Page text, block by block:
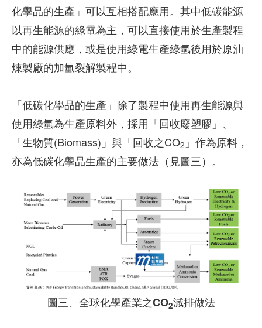
化學品的生產」可以互相搭配應用。其中低碳能源
以再生能源的綠電為主，可以直接使用於生產製程
中的能源供應，或是使用綠電生產綠氫後用於原油
煉製廠的加氫裂解製程中。
「低碳化學品的生產」除了製程中使用再生能源與
使用綠氫為生產原料外，採用「回收廢塑膠」、
「生物質(Biomass)」與「回收之CO2 」作為原料，
亦為低碳化學品生產的主要做法（見圖三）。
圖三、全球化學產業之CO2減排做法